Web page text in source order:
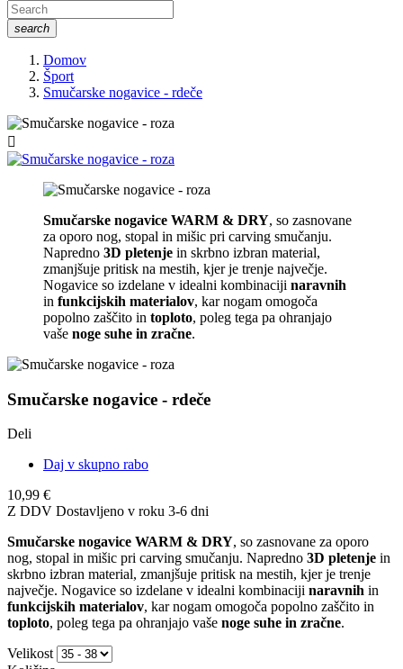
search
Domov
Šport
Smučarske nogavice - rdeče

Smučarske nogavice WARM & DRY, so zasnovane
za oporo nog, stopal in mišic pri carving smučanju.
Napredno 3D pletenje in skrbno izbran material,
zmanjšuje pritisk na mestih, kjer je trenje največje.
Nogavice so izdelane v idealni kombinaciji naravnih
in funkcijskih materialov, kar nogam omogoča
popolno zaščito in toploto, poleg tega pa ohranjajo
vaše noge suhe in zračne.
Smučarske nogavice - rdeče
Deli
Daj v skupno rabo
10,99 €
Z DDV Dostavljeno v roku 3-6 dni
Smučarske nogavice WARM & DRY, so zasnovane za oporo
nog, stopal in mišic pri carving smučanju. Napredno 3D pletenje in
skrbno izbran material, zmanjšuje pritisk na mestih, kjer je trenje
največje. Nogavice so izdelane v idealni kombinaciji naravnih in
funkcijskih materialov, kar nogam omogoča popolno zaščito in
toploto, poleg tega pa ohranjajo vaše noge suhe in zračne.
Velikost